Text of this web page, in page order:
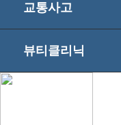
교통사고
뷰티클리닉